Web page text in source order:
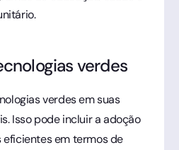
verdes
verdes em suas
Isso pode incluir a adoção
em termos de